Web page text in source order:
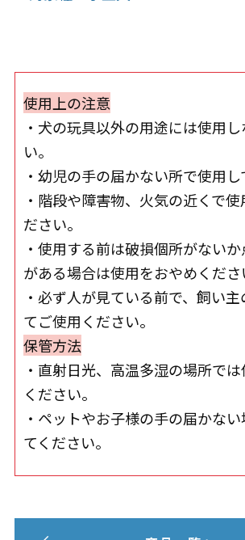
使用上の注意
・犬の玩具以外の用途には使用
い。
・幼児の手の届かない所で使用し
・階段や障害物、火気の近くで使
ださい。
・使用する前は破損個所がない
がある場合は使用をおやめくださ
・必ず人が見ている前で、飼い
てご使用ください。
保管方法
・直射日光、高温多湿の場所で
ください。
・ペットやお子様の手の届かな
てください。